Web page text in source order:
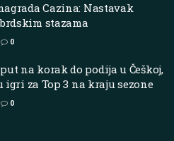
Cazina: Nastavak
stazama
0
na korak do podija u Češkoj,
igri za Top 3 na kraju sezone
0